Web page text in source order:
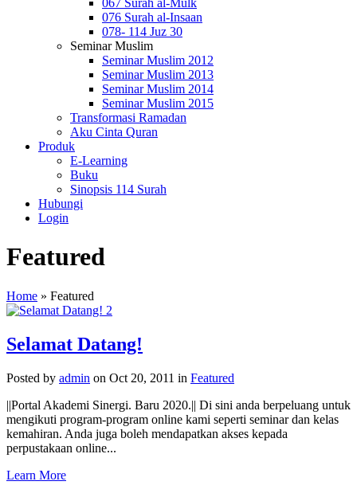
067 Surah al-Mulk
076 Surah al-Insaan
078- 114 Juz 30
Seminar Muslim
Seminar Muslim 2012
Seminar Muslim 2013
Seminar Muslim 2014
Seminar Muslim 2015
Transformasi Ramadan
Aku Cinta Quran
Produk
E-Learning
Buku
Sinopsis 114 Surah
Hubungi
Login
Featured
Home » Featured
2
Selamat Datang!
Posted by admin on Oct 20, 2011 in Featured
||Portal Akademi Sinergi. Baru 2020.|| Di sini anda berpeluang untuk
mengikuti program-program online kami seperti seminar dan kelas
kemahiran. Anda juga boleh mendapatkan akses kepada
perpustakaan online...
Learn More